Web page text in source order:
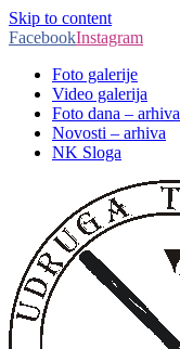
Skip to content
FacebookInstagram
Foto galerije
Video galerija
Foto dana – arhiva
Novosti – arhiva
NK Sloga